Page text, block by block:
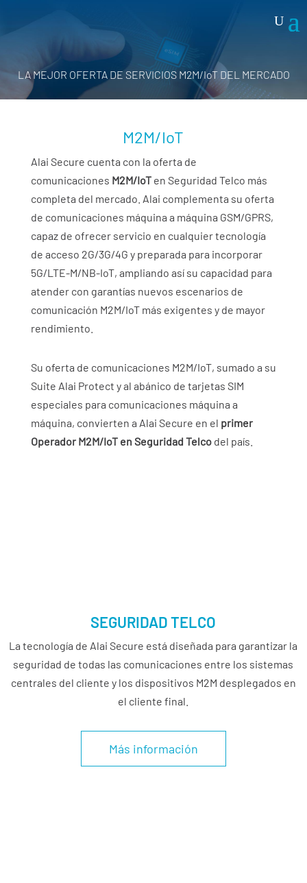
LA MEJOR OFERTA DE SERVICIOS M2M/IoT DEL MERCADO
M2M/IoT
Alai Secure cuenta con la oferta de
comunicaciones M2M/IoTen Seguridad Telco más
completa del mercado. Alai complementa su oferta
de comunicaciones máquina a máquina GSM/GPRS,
capaz de ofrecer servicio en cualquier tecnología
de acceso 2G/3G/4G y preparada para incorporar
5G/LTE-M/NB-IoT, ampliando así su capacidad para
atender con garantías nuevos escenarios de
comunicación M2M/IoT más exigentes y de mayor
rendimiento.
Su oferta de comunicaciones M2M/IoT, sumado a su
Suite Alai Protect y al abánico de tarjetas SIM
especiales para comunicaciones máquina a
máquina, convierten a Alai Secure en el primer
Operador M2M/IoT en Seguridad Telcodel país.
SEGURIDAD TELCO
La tecnología de Alai Secure está diseñada para garantizar la
seguridad de todas las comunicaciones entre los sistemas
centrales del cliente y los dispositivos M2M desplegados en
el cliente final.
Más información